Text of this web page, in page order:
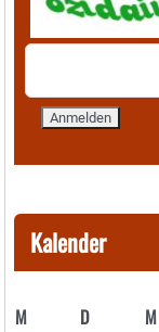
Kalender
M D M